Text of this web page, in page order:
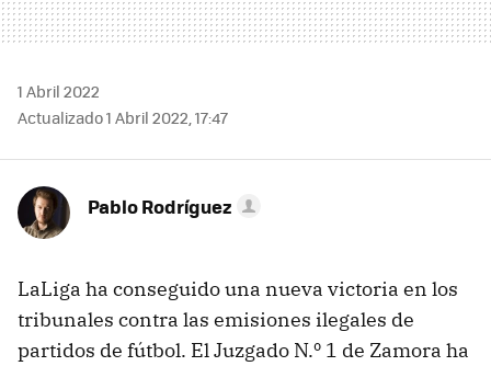
1 Abril 2022
Actualizado 1 Abril 2022, 17:47
Pablo Rodríguez
LaLiga ha conseguido una nueva victoria en los
tribunales contra las emisiones ilegales de
partidos de fútbol. El Juzgado N.º 1 de Zamora ha